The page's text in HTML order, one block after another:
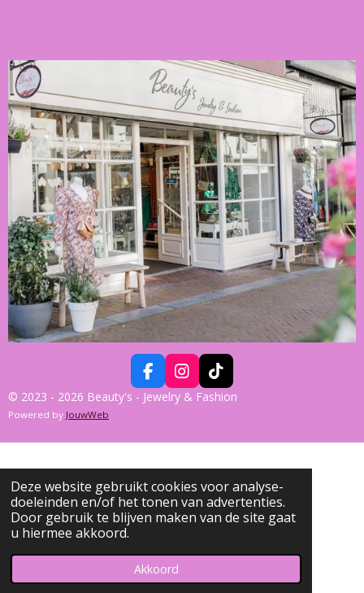
Deze website gebruikt cookies voor analyse-
doeleinden en/of het tonen van advertenties.
Door gebruik te blijven maken van de site gaat
u hiermee akkoord.
Akkoord
F
A
B
O
K
I
N
A
R
A
M
T
I
O
© 2023 - 2026 Beauty's - Jewelry & Fashion
Powered by JouwWeb